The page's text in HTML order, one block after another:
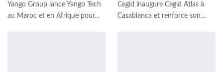
Yango Group lance Yango Tech
au Maroc et en Afrique pour…
Cegid inaugure Cegid Atlas à
Casablanca et renforce son…